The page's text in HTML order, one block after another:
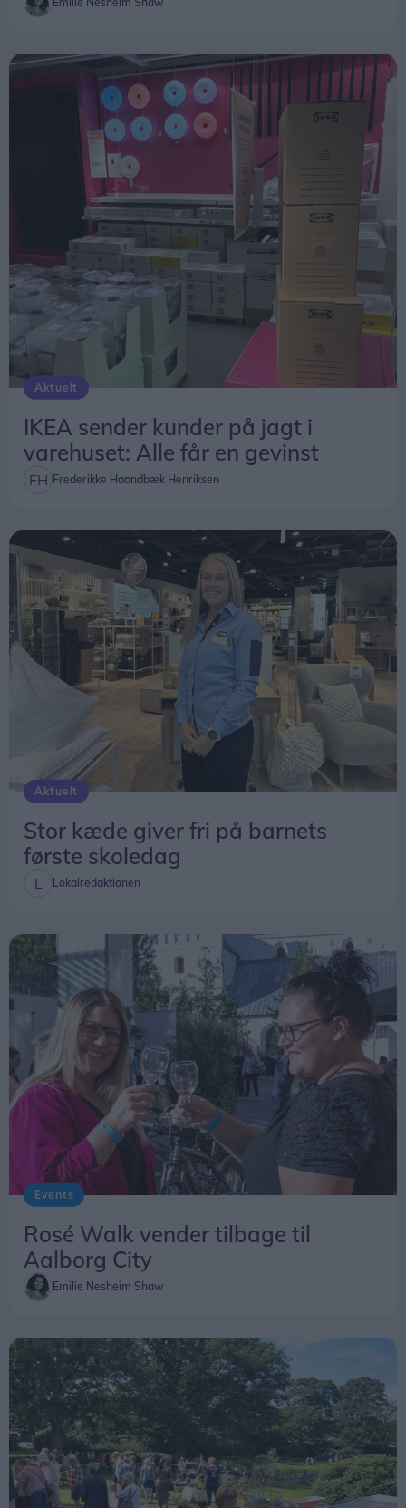
Antallet forventes at stige til mere end 146.000 i
Aktuelt
IKEA sender kunder på jagt i
varehuset: Alle får en gevinst
Frederikke Haandbæk Henriksen
Aktuelt
Stor kæde giver fri på barnets
første skoledag
Lokalredaktionen
Events
Rosé Walk vender tilbage til
Aalborg City
Emilie Nesheim Shaw